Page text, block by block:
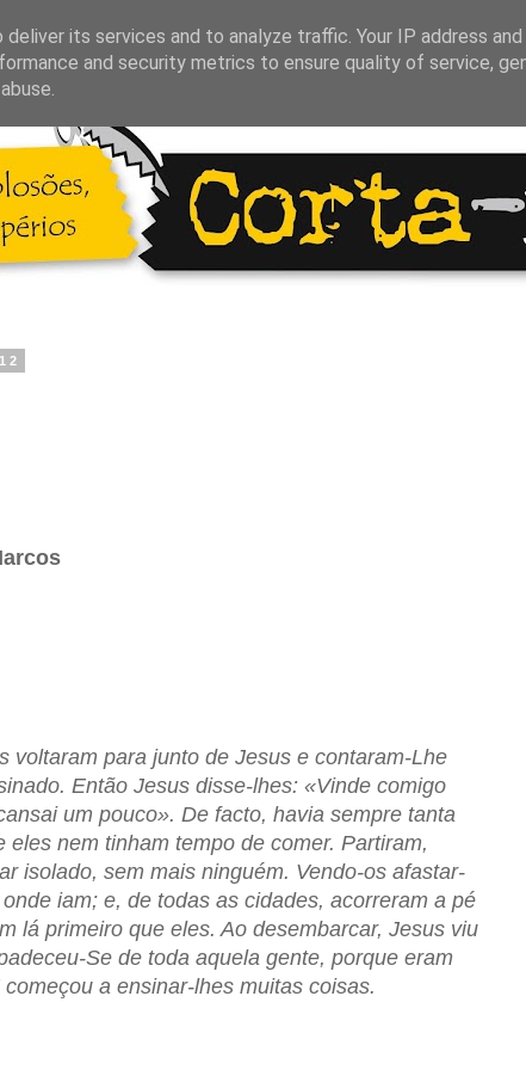
voltaram para junto de Jesus e contaram-Lhe
Então Jesus disse-lhes: «Vinde comigo
um pouco». De facto, havia sempre tanta
nem tinham tempo de comer. Partiram,
isolado, sem mais ninguém. Vendo-os afastar-
iam; e, de todas as cidades, acorreram a pé
lá primeiro que eles. Ao desembarcar, Jesus viu
Se de toda aquela gente, porque eram
a ensinar-lhes muitas coisas.
its services and to analyze traffic. Your IP address
and security metrics to ensure quality of service,